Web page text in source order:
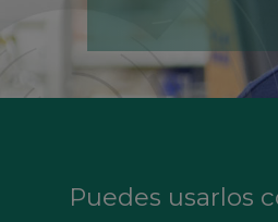
Puedes usarlos